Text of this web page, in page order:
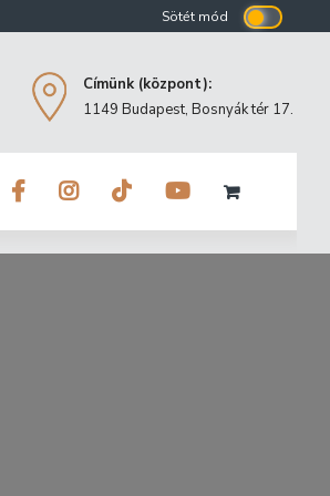
Címünk (központ):
1149 Budapest, Bosnyák tér 17.